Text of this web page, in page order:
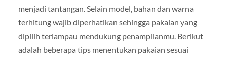
menjadi tantangan. Selain model, bahan dan warna
terhitung wajib diperhatikan sehingga pakaian yang
dipilih terlampau mendukung penampilanmu. Berikut
adalah beberapa tips menentukan pakaian sesuai